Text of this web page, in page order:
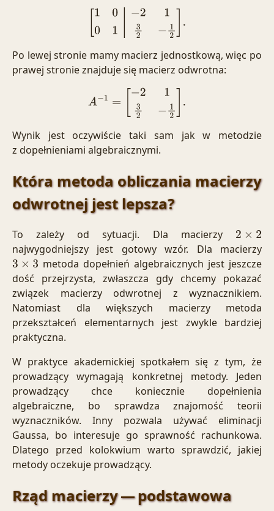
[ − 013 2
Po lewej stronie mamy macierz jednostkową, więc po
prawej stronie znajduje się macierz odwrotna:
A− 213 12
Wynik jest oczywiście taki sam jak w metodzie
z dopełnieniami algebraicznymi.
Która metoda obliczania macierzy
odwrotnej jest lepsza?
To zależy od sytuacji. Dla macierzy 2×2
najwygodniejszy jest gotowy wzór. Dla macierzy
3 ×3
metoda dopełnień algebraicznych jest jeszcze
dość przejrzysta, zwłaszcza gdy chcemy pokazać
związek macierzy odwrotnej z wyznacznikiem.
Natomiast dla większych macierzy metoda
przekształceń elementarnych jest zwykle bardziej
praktyczna.
W praktyce akademickiej spotkałem się z tym, że
prowadzący wymagają konkretnej metody. Jeden
prowadzący chce koniecznie dopełnienia
algebraiczne, bo sprawdza znajomość teorii
wyznaczników. Inny pozwala używać eliminacji
Gaussa, bo interesuje go sprawność rachunkowa.
Dlatego przed kolokwium warto sprawdzić, jakiej
metody oczekuje prowadzący.
Rząd macierzy — podstawowa